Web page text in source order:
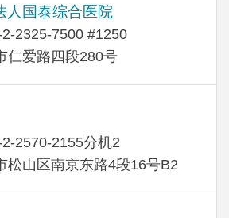
人国泰综合医院
2325-7500 #1250
仁爱路四段280号
2570-2155分机2
松山区南京东路4段16号B​​2